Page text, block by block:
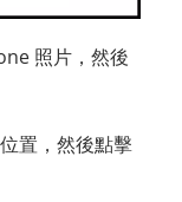
照片，然後
置，然後點擊